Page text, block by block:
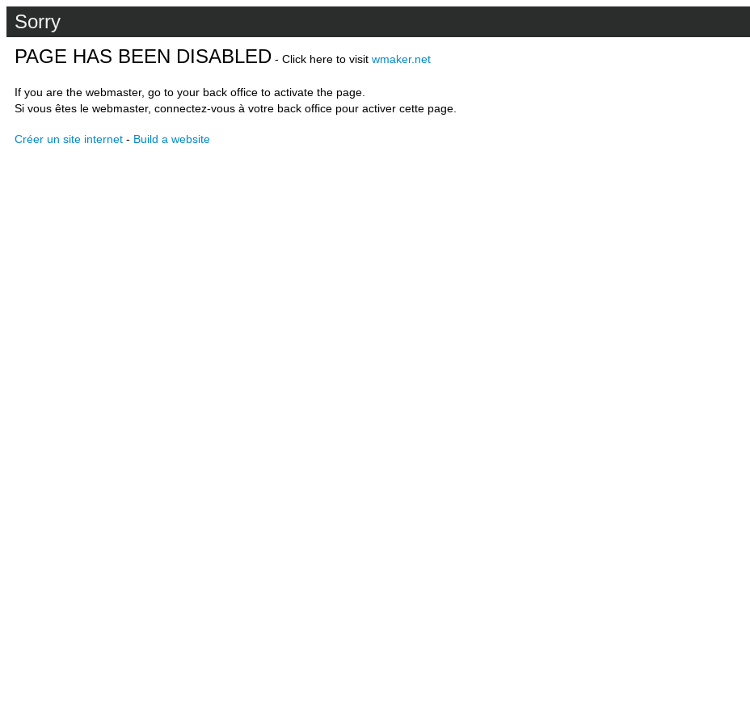
Sorry
PAGE HAS BEEN DISABLED - Click here to visit wmaker.net
If you are the webmaster, go to your back office to activate the page.
Si vous êtes le webmaster, connectez-vous à votre back office pour activer cette page.
Créer un site internet - Build a website